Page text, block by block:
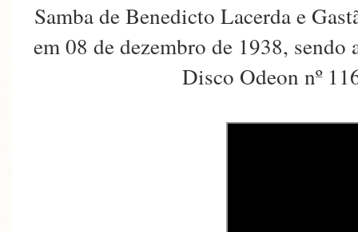
Samba de Benedicto Lacerda e
em 08 de dezembro de 1938,
Disco Odeon nº